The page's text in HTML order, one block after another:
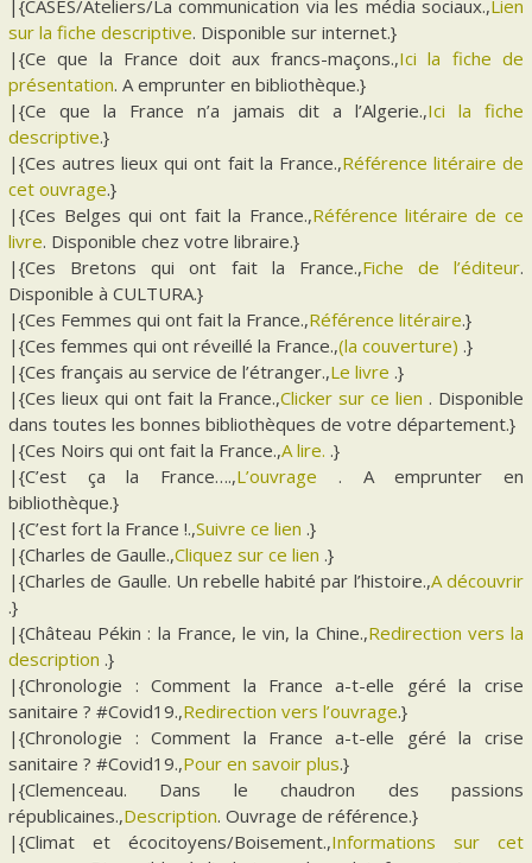
|{CASES/Ateliers/La communication via les média sociaux.,Lien
sur la fiche descriptive. Disponible sur internet.}
|{Ce que la France doit aux francs-maçons.,Ici la fiche de
présentation. A emprunter en bibliothèque.}
|{Ce que la France n’a jamais dit a l’Algerie.,Ici la fiche
descriptive.}
|{Ces autres lieux qui ont fait la France.,Référence litéraire de
cet ouvrage.}
|{Ces Belges qui ont fait la France.,Référence litéraire de ce
livre. Disponible chez votre libraire.}
|{Ces Bretons qui ont fait la France.,Fiche de l’éditeur.
Disponible à CULTURA.}
|{Ces Femmes qui ont fait la France.,Référence litéraire.}
|{Ces femmes qui ont réveillé la France.,(la couverture) .}
|{Ces français au service de l’étranger.,Le livre .}
|{Ces lieux qui ont fait la France.,Clicker sur ce lien . Disponible
dans toutes les bonnes bibliothèques de votre département.}
|{Ces Noirs qui ont fait la France.,A lire. .}
|{C’est ça la France….,L’ouvrage . A emprunter en
bibliothèque.}
|{C’est fort la France !.,Suivre ce lien .}
|{Charles de Gaulle.,Cliquez sur ce lien .}
|{Charles de Gaulle. Un rebelle habité par l’histoire.,A découvrir
.}
|{Château Pékin : la France, le vin, la Chine.,Redirection vers la
description .}
|{Chronologie : Comment la France a-t-elle géré la crise
sanitaire ? #Covid19.,Redirection vers l’ouvrage.}
|{Chronologie : Comment la France a-t-elle géré la crise
sanitaire ? #Covid19.,Pour en savoir plus.}
|{Clemenceau. Dans le chaudron des passions
républicaines.,Description. Ouvrage de référence.}
|{Climat et écocitoyens/Boisement.,Informations sur cet